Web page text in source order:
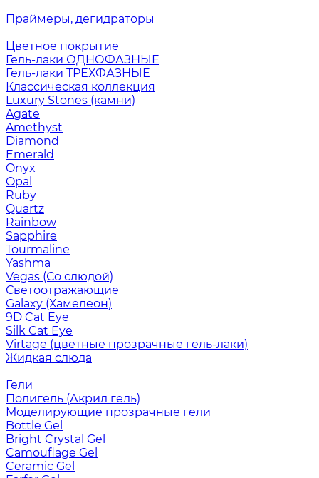
Праймеры, дегидраторы
Цветное покрытие
Гель-лаки ОДНОФАЗНЫЕ
Гель-лаки ТРЕХФАЗНЫЕ
Классическая коллекция
Luxury Stones (камни)
Agate
Amethyst
Diamond
Emerald
Onyx
Opal
Ruby
Quartz
Rainbow
Sapphire
Tourmaline
Yashma
Vegas (Со слюдой)
Светоотражающие
Galaxy (Хамелеон)
9D Cat Eye
Silk Cat Eye
Virtage (цветные прозрачные гель-лаки)
Жидкая слюда
Гели
Полигель (Акрил гель)
Моделирующие прозрачные гели
Bottle Gel
Bright Crystal Gel
Camouflage Gel
Ceramic Gel